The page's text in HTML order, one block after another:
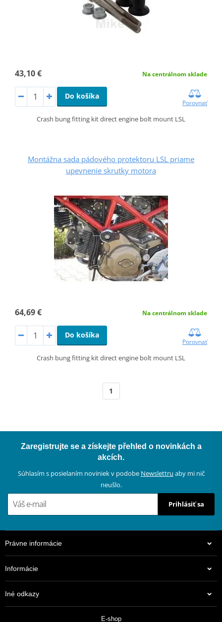
43,10 € Na centrálnom sklade
Do košíka
Porovnať
Crash bung fitting kit direct engine bolt mount LSL
Montážna sada pádového protektoru LSL priame
upevnenie skrutky motora
64,69 € Na centrálnom sklade
Do košíka
Porovnať
Crash bung fitting kit direct engine bolt mount LSL
1
Zaregistrujte se a získejte přehled o novinkách a
akcích.
Súhlasím s posielaním noviniek v podobe Newslettru aby mi nič
neušlo.
Prihlásiť sa
Právne informácie
Informácie
Iné odkazy
E-shop